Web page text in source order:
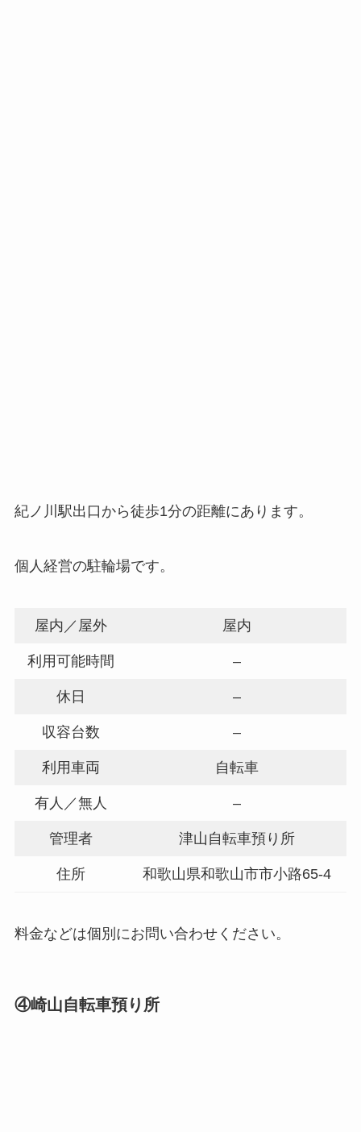
紀ノ川駅出口から徒歩1分の距離にあります。
個人経営の駐輪場です。
屋内／屋外 屋内
利用可能時間 –
休日 –
収容台数 –
利用車両 自転車
有人／無人 –
管理者 津山自転車預り所
住所 和歌山県和歌山市市小路65-4
料金などは個別にお問い合わせください。
④崎山自転車預り所